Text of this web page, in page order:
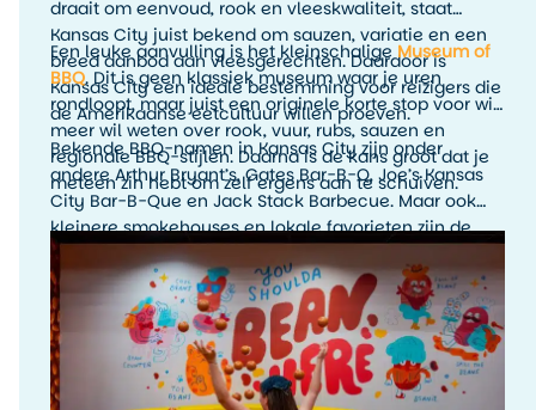
draait om eenvoud, rook en vleeskwaliteit, staat
Kansas City juist bekend om sauzen, variatie en een
breed aanbod aan vleesgerechten. Daardoor is
Kansas City een ideale bestemming voor reizigers die
de Amerikaanse eetcultuur willen proeven.
Een leuke aanvulling is het kleinschaligeMuseum of
BBQ. Dit is geen klassiek museum waar je uren
rondloopt, maar juist een originele korte stop voor wie
meer wil weten over rook, vuur, rubs, sauzen en
regionale BBQ-stijlen. Daarna is de kans groot dat je
meteen zin hebt om zelf ergens aan te schuiven.
Bekende BBQ-namen in Kansas City zijn onder
andere Arthur Bryant’s, Gates Bar-B-Q, Joe’s Kansas
City Bar-B-Que en Jack Stack Barbecue. Maar ook
kleinere smokehouses en lokale favorieten zijn de
moeite waard. Het leukste is om tijdens je verblijf
meerdere BBQ-stops te proberen en zelf te ontdekken
welke stijl jouw favoriet is.